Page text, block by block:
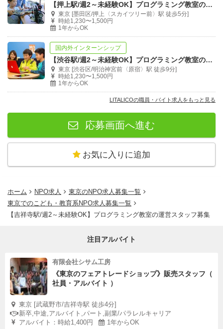
【押上駅/週2～未経験OK】プログラミング教室の運営スタッフ募集
東京 [墨田区/押上〈スカイツリー前〉駅 徒歩5分]
時給1,230〜1,500円
1年からOK
国内外インターンシップ
【渋谷駅/週2～未経験OK】プログラミング教室の運営スタッフ募集
東京 [渋谷区/明治神宮前〈原宿〉駅 徒歩9分]
時給1,230〜1,500円
1年からOK
LITALICOの職員・バイト求人をもっと見る
応募画面へ進む
お気に入りに追加
ホーム NPO求人
東京のNPO求人募集一覧
東京でのこども・教育系NPO求人募集一覧
【吉祥寺駅/週2～未経験OK】プログラミング教室の運営スタッフ募集
注目アルバイト
有限会社シサム工房
《東京のフェアトレードショップ》販売スタッフ（
社員・アルバイト ）
東京 [武蔵野市/吉祥寺駅 徒歩4分]
新卒,中途,アルバイト,パート,副業/パラレルキャリア
アルバイト：時給1,400円
1年からOK